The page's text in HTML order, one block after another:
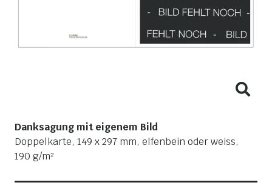
Danksagung mit eigenem Bild
Doppelkarte, 149 x 297 mm, elfenbein oder weiss,
190 g/m²